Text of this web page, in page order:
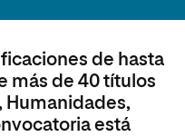
de hasta
más de 40 títulos
Humanidades,
está